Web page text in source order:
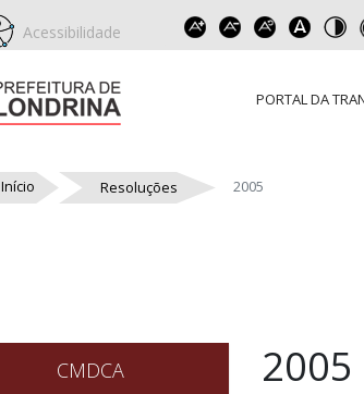
Acessibilidade
PORTAL DA
Início Resoluções 2005
CMDCA 2005